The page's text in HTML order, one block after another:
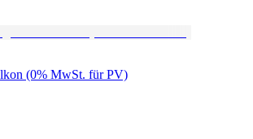
(0% MwSt. für PV)